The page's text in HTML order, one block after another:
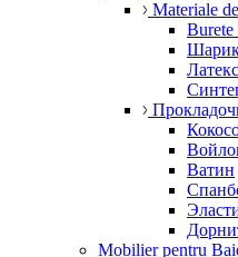
Materiale
Burete
Латекс
Ватин
Mobilier pentru